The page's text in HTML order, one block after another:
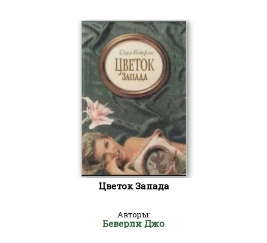
Цветок Запада
Авторы:
Беверли Джо